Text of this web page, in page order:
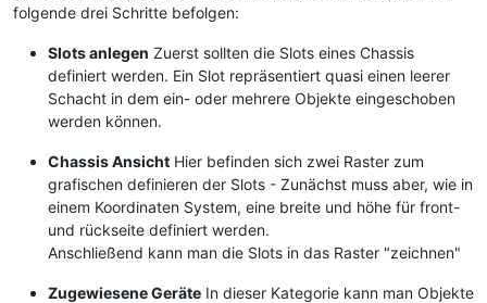
folgende drei Schritte befolgen:
Slots anlegen Zuerst sollten die Slots eines Chassis
definiert werden. Ein Slot repräsentiert quasi einen leerer
Schacht in dem ein- oder mehrere Objekte eingeschoben
werden können.
Chassis Ansicht Hier befinden sich zwei Raster zum
grafischen definieren der Slots - Zunächst muss aber, wie in
einem Koordinaten System, eine breite und höhe für front-
und rückseite definiert werden.
Anschließend kann man die Slots in das Raster "zeichnen"
Zugewiesene Geräte In dieser Kategorie kann man Objekte